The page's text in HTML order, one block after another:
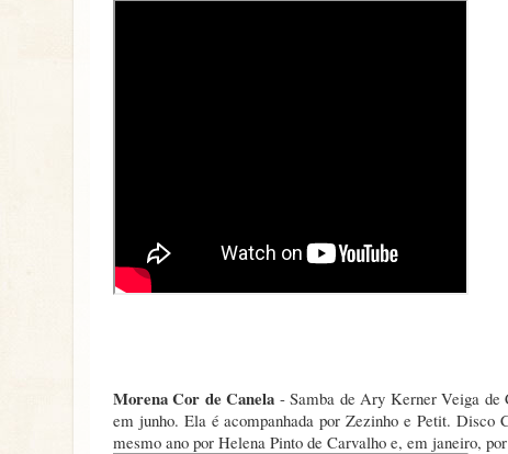
Morena Cor de Canela - Samba de Ary Kerner Veiga de
em junho. Ela é acompanhada por Zezinho e Petit. Disco
mesmo ano por Helena Pinto de Carvalho e, em janeiro,